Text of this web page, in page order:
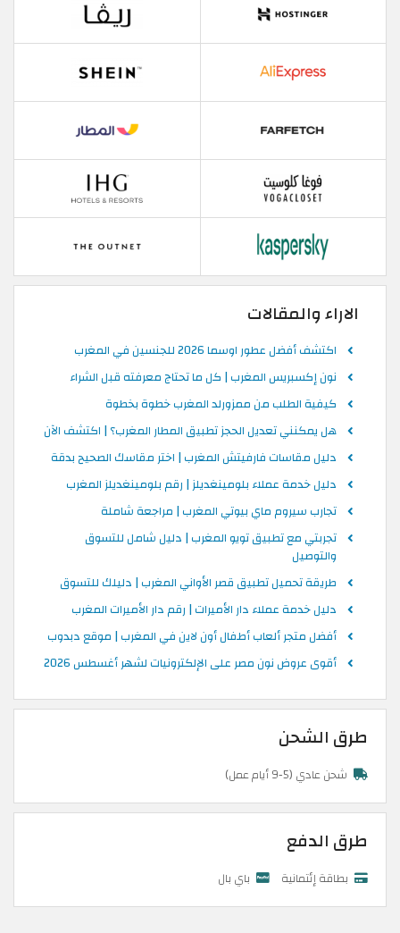
الاراء والمقالات
اكتشف أفضل عطور اوسما 2026 للجنسين في المغرب
نون إكسبريس المغرب | كل ما تحتاج معرفته قبل الشراء
كيفية الطلب من ممزورلد المغرب خطوة بخطوة
هل يمكنني تعديل الحجز تطبيق المطار المغرب؟ | اكتشف الآن
دليل مقاسات فارفيتش المغرب | اختر مقاسك الصحيح بدقة
دليل خدمة عملاء بلومينغديلز | رقم بلومينغديلز المغرب
تجارب سيروم ماي بيوتي المغرب | مراجعة شاملة
تجربتي مع تطبيق تويو المغرب | دليل شامل للتسوق
والتوصيل
طريقة تحميل تطبيق قصر الأواني المغرب | دليلك للتسوق
دليل خدمة عملاء دار الأميرات | رقم دار الأميرات المغرب
أفضل متجر ألعاب أطفال أون لاين في المغرب | موقع دبدوب
أقوى عروض نون مصر على الإلكترونيات لشهر أغسطس 2026
طرق الشحن
شحن عادي (5-9 أيام عمل)
طرق الدفع
بطاقة إئتمانية باي بال